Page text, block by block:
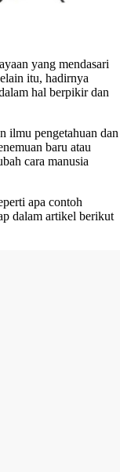
yang mendasari
itu, hadirnya
hal berpikir dan
ilmu pengetahuan dan
baru atau
cara manusia
apa contoh
dalam artikel berikut